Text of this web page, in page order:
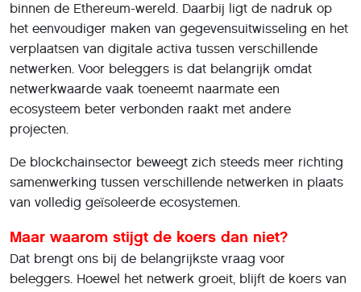
binnen de Ethereum-wereld. Daarbij ligt de nadruk op
het eenvoudiger maken van gegevensuitwisseling en het
verplaatsen van digitale activa tussen verschillende
netwerken. Voor beleggers is dat belangrijk omdat
netwerkwaarde vaak toeneemt naarmate een
ecosysteem beter verbonden raakt met andere
projecten.
De blockchainsector beweegt zich steeds meer richting
samenwerking tussen verschillende netwerken in plaats
van volledig geïsoleerde ecosystemen.
Maar waarom stijgt de koers dan niet?
Dat brengt ons bij de belangrijkste vraag voor
beleggers. Hoewel het netwerk groeit, blijft de koers van